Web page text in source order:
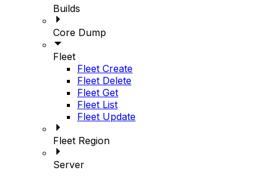
Builds
Core Dump
Fleet
Fleet Create
Fleet Delete
Fleet Get
Fleet List
Fleet Update
Fleet Region
Server